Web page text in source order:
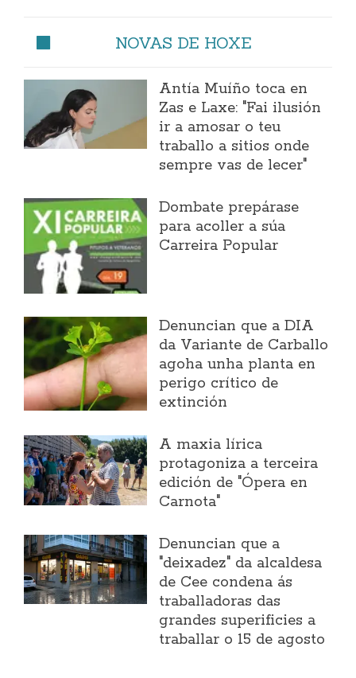
NOVAS DE HOXE
Antía Muíño toca en
Zas e Laxe: "Fai ilusión
ir a amosar o teu
traballo a sitios onde
sempre vas de lecer"
Dombate prepárase
para acoller a súa
Carreira Popular
Denuncian que a DIA
da Variante de Carballo
agoha unha planta en
perigo crítico de
extinción
A maxia lírica
protagoniza a terceira
edición de "Ópera en
Carnota"
Denuncian que a
"deixadez" da alcaldesa
de Cee condena ás
traballadoras das
grandes superificies a
traballar o 15 de agosto